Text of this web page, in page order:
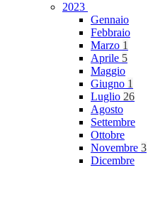
2023
Gennaio
Febbraio
Marzo 1
Aprile 5
Maggio
Giugno 1
Luglio 26
Agosto
Settembre
Ottobre
Novembre 3
Dicembre